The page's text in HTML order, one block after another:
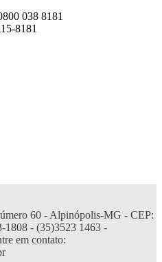
038 8181
8181
60 - Alpinópolis-MG - CEP:
1808 - (35)3523 1463 -
em contato: